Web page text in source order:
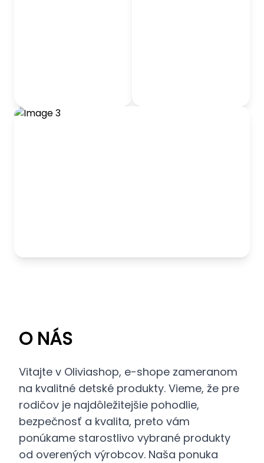
O NÁS
Vitajte v Oliviashop, e-shope zameranom
na kvalitné detské produkty. Vieme, že pre
rodičov je najdôležitejšie pohodlie,
bezpečnosť a kvalita, preto vám
ponúkame starostlivo vybrané produkty
od overených výrobcov. Naša ponuka